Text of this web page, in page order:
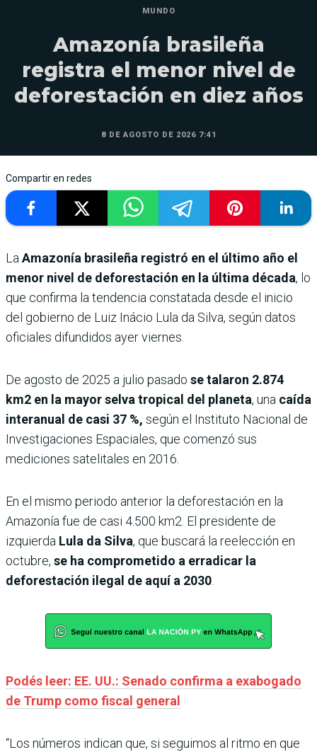
MUNDO
Amazonía brasileña
registra el menor nivel de
deforestación en diez años
8 DE AGOSTO DE 2026 7:41
Compartir en redes
La Amazonía brasileña registró en el último año el
menor nivel de deforestación en la última década, lo
que confirma la tendencia constatada desde el inicio
del gobierno de Luiz Inácio Lula da Silva, según datos
oficiales difundidos ayer viernes.
De agosto de 2025 a julio pasado se talaron 2.874
km2 en la mayor selva tropical del planeta, una caída
interanual de casi 37 %, según el Instituto Nacional de
Investigaciones Espaciales, que comenzó sus
mediciones satelitales en 2016.
En el mismo periodo anterior la deforestación en la
Amazonía fue de casi 4.500 km2. El presidente de
izquierda Lula da Silva, que buscará la reelección en
octubre, se ha comprometido a erradicar la
deforestación ilegal de aquí a 2030
Podés leer: EE. UU.: Senado confirma a exabogado
de Trump como fiscal general
“Los números indican que, si seguimos al ritmo en que